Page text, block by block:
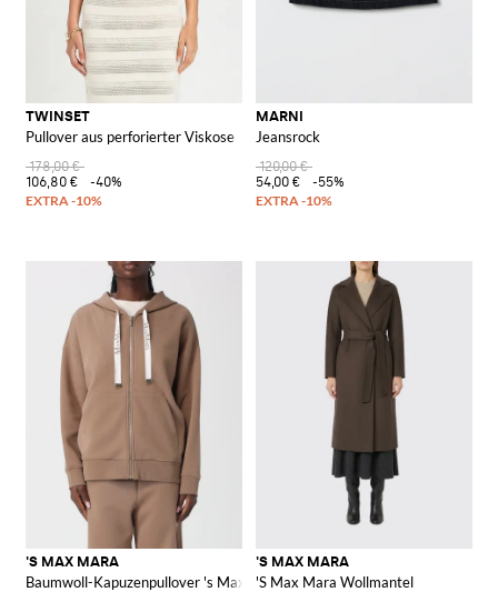
TWINSET
Pullover aus perforierter Viskose
178,00 €
106,80 €
-40%
MARNI
Jeansrock
120,00 €
54,00 €
-55%
'S MAX MARA
Baumwoll-Kapuzenpullover 's Max Mara
'S MAX MARA
'S Max Mara Wollmantel